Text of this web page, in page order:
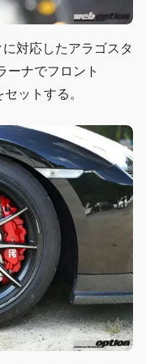
対応したアラゴスタ
ーナでフロント
ットする。